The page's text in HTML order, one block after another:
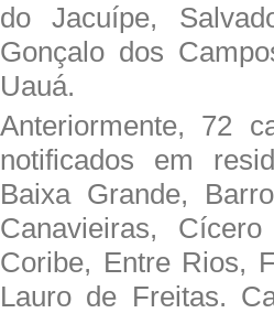
do Jacuípe,
Gonçalo dos
Uauá.
Anteriormente, 72
notificados em
Baixa Grande,
Canavieiras,
Coribe, Entre Rios,
Lauro de Freitas.